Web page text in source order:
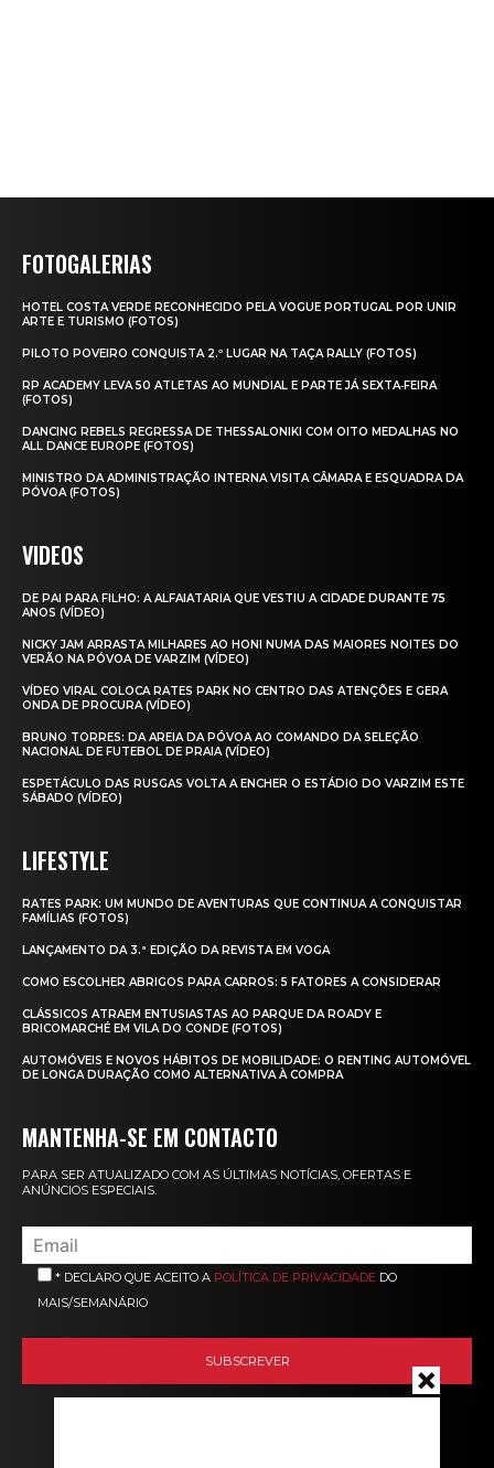
FOTOGALERIAS
HOTEL COSTA VERDE RECONHECIDO PELA VOGUE PORTUGAL POR UNIR
ARTE E TURISMO (FOTOS)
PILOTO POVEIRO CONQUISTA 2.º LUGAR NA TAÇA RALLY (FOTOS)
RP ACADEMY LEVA 50 ATLETAS AO MUNDIAL E PARTE JÁ SEXTA‑FEIRA
(FOTOS)
DANCING REBELS REGRESSA DE THESSALONIKI COM OITO MEDALHAS NO
ALL DANCE EUROPE (FOTOS)
MINISTRO DA ADMINISTRAÇÃO INTERNA VISITA CÂMARA E ESQUADRA DA
PÓVOA (FOTOS)
VIDEOS
DE PAI PARA FILHO: A ALFAIATARIA QUE VESTIU A CIDADE DURANTE 75
ANOS (VÍDEO)
NICKY JAM ARRASTA MILHARES AO HONI NUMA DAS MAIORES NOITES DO
VERÃO NA PÓVOA DE VARZIM (VÍDEO)
VÍDEO VIRAL COLOCA RATES PARK NO CENTRO DAS ATENÇÕES E GERA
ONDA DE PROCURA (VÍDEO)
BRUNO TORRES: DA AREIA DA PÓVOA AO COMANDO DA SELEÇÃO
NACIONAL DE FUTEBOL DE PRAIA (VÍDEO)
ESPETÁCULO DAS RUSGAS VOLTA A ENCHER O ESTÁDIO DO VARZIM ESTE
SÁBADO (VÍDEO)
LIFESTYLE
RATES PARK: UM MUNDO DE AVENTURAS QUE CONTINUA A CONQUISTAR
FAMÍLIAS (FOTOS)
LANÇAMENTO DA 3.ª EDIÇÃO DA REVISTA EM VOGA
COMO ESCOLHER ABRIGOS PARA CARROS: 5 FATORES A CONSIDERAR
CLÁSSICOS ATRAEM ENTUSIASTAS AO PARQUE DA ROADY E
BRICOMARCHÉ EM VILA DO CONDE (FOTOS)
AUTOMÓVEIS E NOVOS HÁBITOS DE MOBILIDADE: O RENTING AUTOMÓVEL
DE LONGA DURAÇÃO COMO ALTERNATIVA À COMPRA
MANTENHA-SE EM CONTACTO
PARA SER ATUALIZADO COM AS ÚLTIMAS NOTÍCIAS, OFERTAS E
ANÚNCIOS ESPECIAIS.
* DECLARO QUE ACEITO A POLÍTICA DE PRIVACIDADE DO
MAIS/SEMANÁRIO